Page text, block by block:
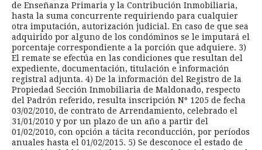
de Enseñanza Primaria y la Contribución Inmobiliaria,
hasta la suma concurrente requiriendo para cualquier
otra imputación, autorización judicial. En caso de que sea
adquirido por alguno de los condóminos se le imputará el
porcentaje correspondiente a la porción que adquiere. 3)
El remate se efectúa en las condiciones que resultan del
expediente, documentación, titulación e información
registral adjunta. 4) De la información del Registro de la
Propiedad Sección Inmobiliaria de Maldonado, respecto
del Padrón referido, resulta inscripción Nº 1205 de fecha
03/02/2010, de contrato de Arrendamiento, celebrado el
31/01/2010 y por un plazo de un año a partir del
01/02/2010, con opción a tácita reconducción, por períodos
anuales hasta el 01/02/2015. 5) Se desconoce el estado de